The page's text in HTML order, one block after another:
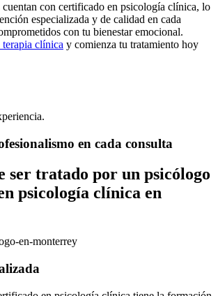
con certificado en psicología clínica, lo
especializada y de calidad en cada
con tu bienestar emocional.
terapia clínica y comienza tu tratamiento hoy
en cada consulta
ser tratado por un psicólogo
psicología clínica en